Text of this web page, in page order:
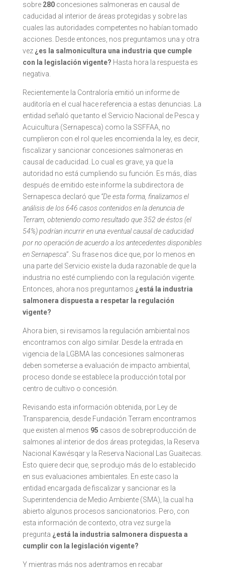
sobre 280concesiones salmoneras en causal de
caducidad al interior de áreas protegidas y sobre las
cuales las autoridades competentes no habían tomado
acciones. Desde entonces, nos preguntamos una y otra
vez ¿es la salmonicultura una industria que cumple
con la legislación vigente? Hasta hora la respuesta es
negativa.
Recientemente la Contraloría emitió un informe de
auditoría en el cual hace referencia a estas denuncias. La
entidad señaló que tanto el Servicio Nacional de Pesca y
Acuicultura (Sernapesca) como la SSFFAA, no
cumplieron con el rol que les encomienda la ley, es decir,
fiscalizar y sancionar concesiones salmoneras en
causal de caducidad. Lo cual es grave, ya que la
autoridad no está cumpliendo su función. Es más, días
después de emitido este informe la subdirectora de
Sernapesca declaró que “De esta forma, finalizamos el
análisis de los 646 casos contenidos en la denuncia de
Terram, obteniendo como resultado que 352 de éstos (el
54%) podrían incurrir en una eventual causal de caducidad
por no operación de acuerdo a los antecedentes disponibles
en Sernapesca”. Su frase nos dice que, por lo menos en
una parte del Servicio existe la duda razonable de que la
industria no esté cumpliendo con la regulación vigente.
Entonces, ahora nos preguntamos ¿está la industria
salmonera dispuesta a respetar la regulación
vigente?
Ahora bien, si revisamos la regulación ambiental nos
encontramos con algo similar. Desde la entrada en
vigencia de la LGBMA las concesiones salmoneras
deben someterse a evaluación de impacto ambiental,
proceso donde se establece la producción total por
centro de cultivo o concesión.
Revisando esta información obtenida, por Ley de
Transparencia, desde Fundación Terram encontramos
que existen al menos 95 casos de sobreproducción de
salmones al interior de dos áreas protegidas, la Reserva
Nacional Kawésqar y la Reserva Nacional Las Guaitecas.
Esto quiere decir que, se produjo más de lo establecido
en sus evaluaciones ambientales. En este caso la
entidad encargada de fiscalizar y sancionar es la
Superintendencia de Medio Ambiente (SMA), la cual ha
abierto algunos procesos sancionatorios. Pero, con
esta información de contexto, otra vez surge la
pregunta ¿está la industria salmonera dispuesta a
cumplir con la legislación vigente?
Y mientras más nos adentramos en recabar